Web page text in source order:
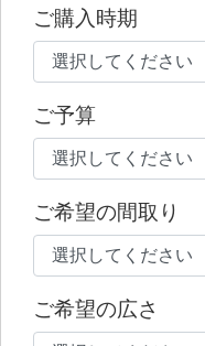
ご購入時期
ご予算
ご希望の間取り
ご希望の広さ